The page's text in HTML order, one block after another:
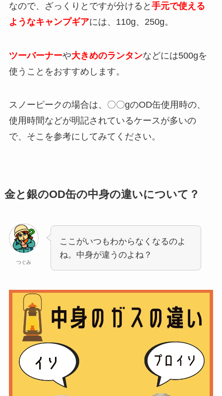
なので、ざっくりとですが分けると 手元で使える
ようなキャンプギアには、110g、250g。
ツーバーナーや大きめのランタンなどには500gを
使うことをおすすめします。
スノーピークの場合は、〇〇gのOD缶使用時の、
使用時間などが明記されているケースが多いの
で、そこを参考にしてみてください。
金と銀のOD缶の中身の違いについて？
つぐみ
ここがいつもわからなくなるのよ
ね。中身が違うのよね？